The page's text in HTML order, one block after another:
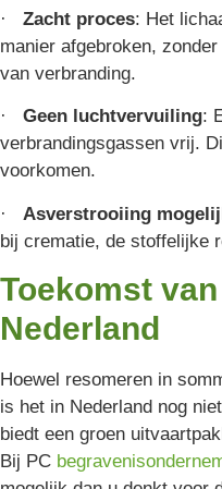
· Zacht proces: Het
manier afgebroken,
van verbranding.
· Geen luchtvervuiling:
verbrandingsgassen vrij.
voorkomen.
· Asverstrooiing
bij crematie, de stoffelijke
Toekomst
Nederland
Hoewel resomeren in
is het in Nederland nog
biedt een groen
Bij PC